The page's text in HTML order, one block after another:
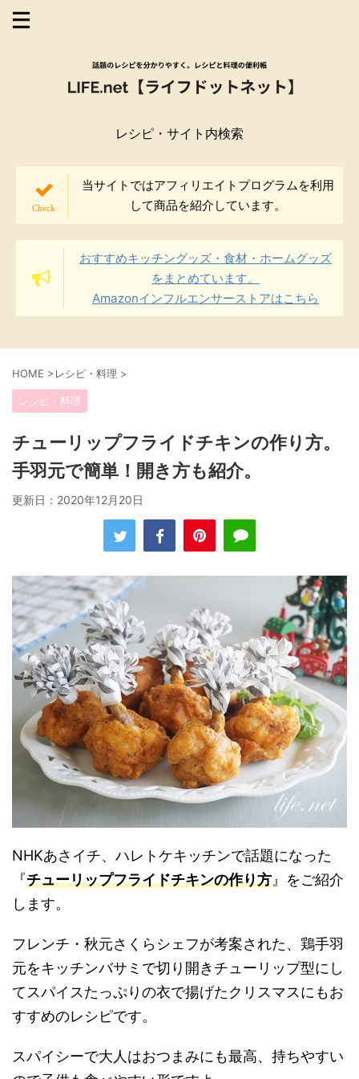
レシピ・サイト内検索
当サイトではアフィリエイトプログラムを利用
して商品を紹介しています。
おすすめキッチングッズ・食材・ホームグッズ
をまとめています。
Amazonインフルエンサーストアはこちら
HOME >レシピ・料理 >
レシピ・料理
チューリップフライドチキンの作り方。
手羽元で簡単！開き方も紹介。
更新日： 2020年12月20日
NHKあさイチ、ハレトケキッチンで話題になった
『チューリップフライドチキンの作り方 』をご紹介
します。
フレンチ・秋元さくらシェフが考案された、鶏手羽
元をキッチンバサミで切り開きチューリップ型にし
てスパイスたっぷりの衣で揚げたクリスマスにもお
すすめのレシピです。
スパイシーで大人はおつまみにも最高、持ちやすい